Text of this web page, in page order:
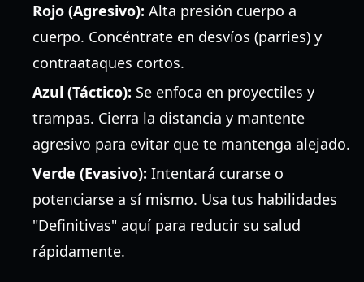
Rojo (Agresivo): Alta presión cuerpo a
cuerpo. Concéntrate en desvíos (parries) y
contraataques cortos.
Azul (Táctico): Se enfoca en proyectiles y
trampas. Cierra la distancia y mantente
agresivo para evitar que te mantenga alejado.
Verde (Evasivo): Intentará curarse o
potenciarse a sí mismo. Usa tus habilidades
"Definitivas" aquí para reducir su salud
rápidamente.